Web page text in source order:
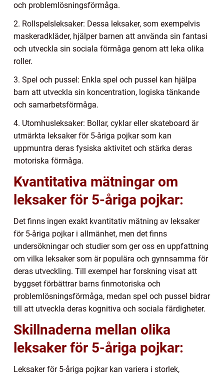
och problemlösningsförmåga.
2. Rollspelsleksaker: Dessa leksaker, som exempelvis
maskeradkläder, hjälper barnen att använda sin fantasi
och utveckla sin sociala förmåga genom att leka olika
roller.
3. Spel och pussel: Enkla spel och pussel kan hjälpa
barn att utveckla sin koncentration, logiska tänkande
och samarbetsförmåga.
4. Utomhusleksaker: Bollar, cyklar eller skateboard är
utmärkta leksaker för 5-åriga pojkar som kan
uppmuntra deras fysiska aktivitet och stärka deras
motoriska förmåga.
Kvantitativa mätningar om
leksaker för 5-åriga pojkar:
Det finns ingen exakt kvantitativ mätning av leksaker
för 5-åriga pojkar i allmänhet, men det finns
undersökningar och studier som ger oss en uppfattning
om vilka leksaker som är populära och gynnsamma för
deras utveckling. Till exempel har forskning visat att
byggset förbättrar barns finmotoriska och
problemlösningsförmåga, medan spel och pussel bidrar
till att utveckla deras kognitiva och sociala färdigheter.
Skillnaderna mellan olika
leksaker för 5-åriga pojkar:
Leksaker för 5-åriga pojkar kan variera i storlek,